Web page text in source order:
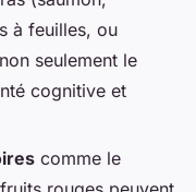
à feuilles, ou
seulement le
cognitive et
comme le